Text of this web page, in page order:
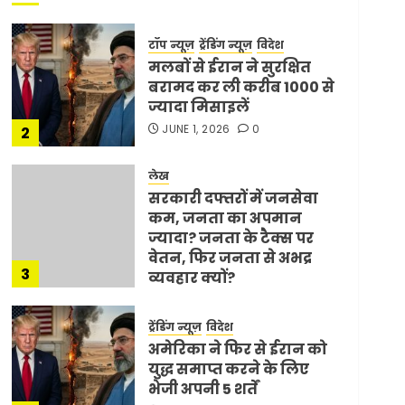
2
टॉप न्यूज़ ट्रेंडिंग न्यूज़ विदेश
मलबों से ईरान ने सुरक्षित
बरामद कर ली करीब 1000 से
ज्यादा मिसाइलें
JUNE 1, 2026 0
3
लेख
सरकारी दफ्तरों में जनसेवा
कम, जनता का अपमान
ज्यादा? जनता के टैक्स पर
वेतन, फिर जनता से अभद्र
व्यवहार क्यों?
ट्रेंडिंग न्यूज़ विदेश
अमेरिका ने फिर से ईरान को
युद्ध समाप्त करने के लिए
भेजी अपनी 5 शर्तें